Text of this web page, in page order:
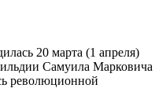
20 марта (1 апреля)
Самуила Марковича
революционной